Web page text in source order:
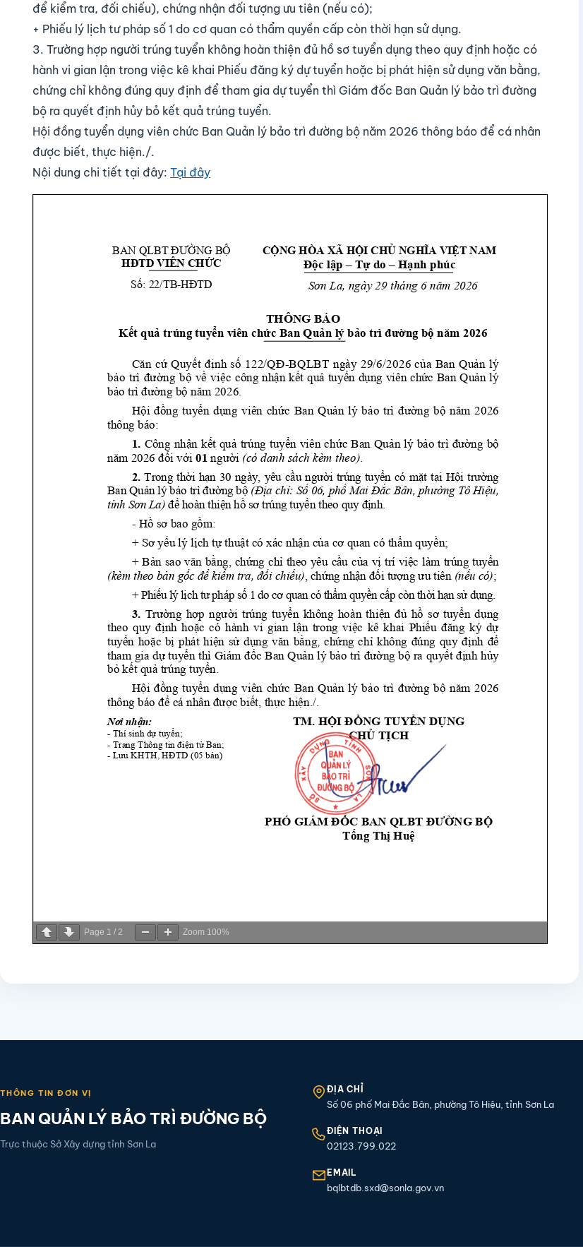
để kiểm tra, đối chiếu), chứng nhận đối tượng ưu tiên (nếu có);
+ Phiếu lý lịch tư pháp số 1 do cơ quan có thẩm quyền cấp còn thời hạn sử dụng.
3. Trường hợp người trúng tuyển không hoàn thiện đủ hồ sơ tuyển dụng theo quy định hoặc có
hành vi gian lận trong việc kê khai Phiếu đăng ký dự tuyển hoặc bị phát hiện sử dụng văn bằng,
chứng chỉ không đúng quy định để tham gia dự tuyển thì Giám đốc Ban Quản lý bảo trì đường
bộ ra quyết định hủy bỏ kết quả trúng tuyển.
Hội đồng tuyển dụng viên chức Ban Quản lý bảo trì đường bộ năm 2026 thông báo để cá nhân
được biết, thực hiện./.
Nội dung chi tiết tại đây: Tại đây
Page 1 / 2 Zoom 100%
THÔNG TIN ĐƠN VỊ
BAN QUẢN LÝ BẢO TRÌ ĐƯỜNG BỘ
Trực thuộc Sở Xây dựng tỉnh Sơn La
ĐỊA CHỈ
Số 06 phố Mai Đắc Bân, phường Tô Hiệu, tỉnh Sơn La
ĐIỆN THOẠI
02123.799.022
EMAIL
bqlbtdb.sxd@sonla.gov.vn